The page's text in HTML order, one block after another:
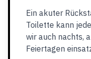
Ein akuter
Toilette kann
wir auch nachts,
Feiertagen